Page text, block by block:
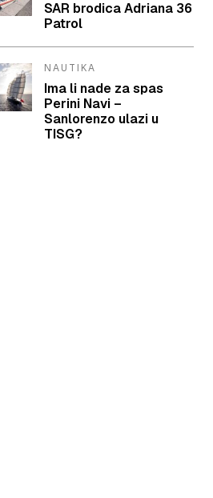
SAR brodica Adriana 36
Patrol
NAUTIKA
Ima li nade za spas
Perini Navi –
Sanlorenzo ulazi u
TISG?